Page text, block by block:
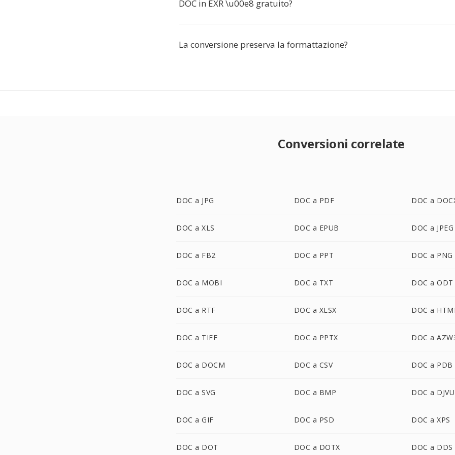
DOC in EXR \u00e8 gratuito?
La conversione preserva la formattazione?
Conversioni correlate
DOC a JPG DOC a PDF DOC a
DOC a XLS DOC a EPUB DOC a JPEG
DOC a FB2 DOC a PPT DOC a PNG
DOC a MOBI DOC a TXT DOC a ODT
DOC a RTF DOC a XLSX DOC a
DOC a TIFF DOC a PPTX DOC a
DOC a DOCM DOC a CSV DOC a PDB
DOC a SVG DOC a BMP DOC a DJVU
DOC a GIF DOC a PSD DOC a XPS
DOC a DOT DOC a DOTX DOC a DDS